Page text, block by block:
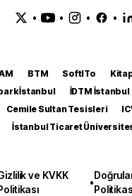
• • • •
BTM SoftITo
İstanbul
İDTM İstanbul
Cemile Sultan Tesisleri
İstanbul Ticaret
ve KVKK
•